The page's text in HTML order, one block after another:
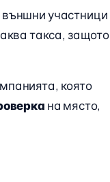
външни участници
такса, защото
която
на място,